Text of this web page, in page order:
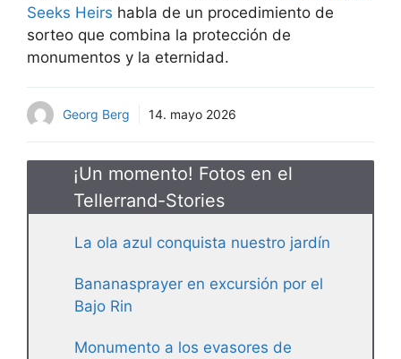
Seeks Heirs habla de un procedimiento de
sorteo que combina la protección de
monumentos y la eternidad.
Georg Berg 14. mayo 2026
¡Un momento! Fotos en el
Tellerrand-Stories
La ola azul conquista nuestro jardín
Bananasprayer en excursión por el
Bajo Rin
Monumento a los evasores de